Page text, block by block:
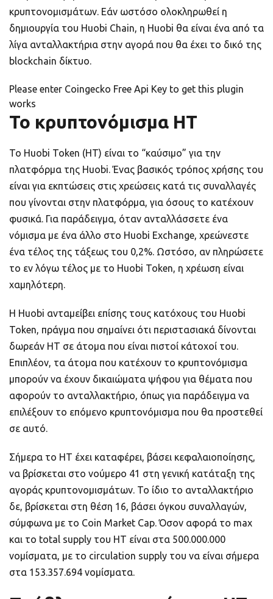
κρυπτονομισμάτων. Εάν ωστόσο ολοκληρωθεί η
δημιουργία του Huobi Chain, η Huobi θα είναι ένα από τα
λίγα ανταλλακτήρια στην αγορά που θα έχει το δικό της
blockchain δίκτυο.
Please enter Coingecko Free Api Key to get this plugin
works
Το κρυπτονόμισμα HT
Το Huobi Token (HT) είναι το “καύσιμο” για την
πλατφόρμα της Huobi. Ένας βασικός τρόπος χρήσης του
είναι για εκπτώσεις στις χρεώσεις κατά τις συναλλαγές
που γίνονται στην πλατφόρμα, για όσους το κατέχουν
φυσικά. Για παράδειγμα, όταν ανταλλάσσετε ένα
νόμισμα με ένα άλλο στο Huobi Exchange, χρεώνεστε
ένα τέλος της τάξεως του 0,2%. Ωστόσο, αν πληρώσετε
το εν λόγω τέλος με το Huobi Token, η χρέωση είναι
χαμηλότερη.
Η Huobi ανταμείβει επίσης τους κατόχους του Huobi
Token, πράγμα που σημαίνει ότι περιστασιακά δίνονται
δωρεάν HT σε άτομα που είναι πιστοί κάτοχοί του.
Επιπλέον, τα άτομα που κατέχουν το κρυπτονόμισμα
μπορούν να έχουν δικαιώματα ψήφου για θέματα που
αφορούν το ανταλλακτήριο, όπως για παράδειγμα να
επιλέξουν το επόμενο κρυπτονόμισμα που θα προστεθεί
σε αυτό.
Σήμερα το HT έχει καταφέρει, βάσει κεφαλαιοποίησης,
να βρίσκεται στο νούμερο 41 στη γενική κατάταξη της
αγοράς κρυπτονομισμάτων. Το ίδιο το ανταλλακτήριο
δε, βρίσκεται στη θέση 16, βάσει όγκου συναλλαγών,
σύμφωνα με το Coin Market Cap. Όσον αφορά το max
και το total supply του HT είναι στα 500.000.000
νομίσματα, με το circulation supply του να είναι σήμερα
στα 153.357.694 νομίσματα.